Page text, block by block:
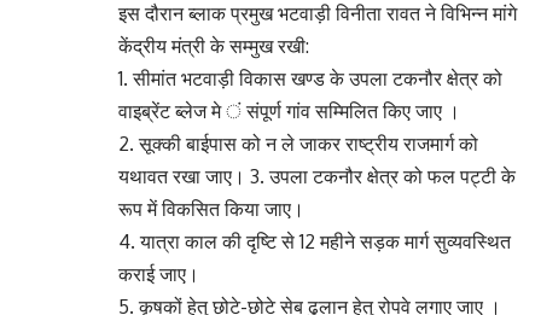
इस दौरान ब्लाक प्रमुख भटवाड़ी विनीता रावत ने विभिन्न मांगे
केंद्रीय मंत्री के सम्मुख रखी:
1. सीमांत भटवाड़ी विकास खण्ड के उपला टकनौर क्षेत्र को
वाइब्रेंट ब्लेज मे ं संपूर्ण गांव सम्मिलित किए जाए ।
2. सूक्की बाईपास को न ले जाकर राष्ट्रीय राजमार्ग को
यथावत रखा जाए। 3. उपला टकनौर क्षेत्र को फल पट्टी के
रूप में विकसित किया जाए।
4. यात्रा काल की दृष्टि से 12 महीने सड़क मार्ग सुव्यवस्थित
कराई जाए।
5. कृषकों हेतु छोटे-छोटे सेब ढुलान हेतु रोपवे लगाए जाए ।